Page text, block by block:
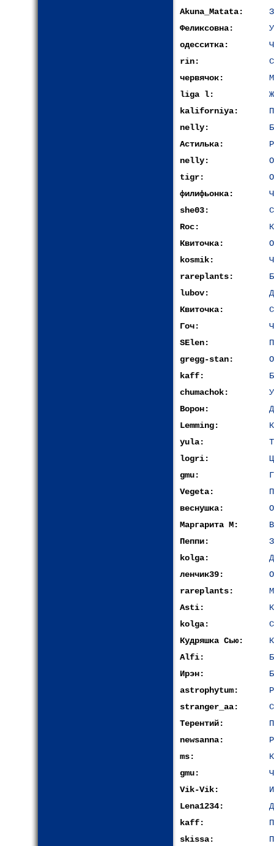
Akuna_Matata:
Феликсовна:
одесситка:
rin:
червячок:
liga l:
kaliforniya:
nelly:
Астилька:
nelly:
tigr:
филифьонка:
she03:
Roc:
Квиточка:
kosmik:
rareplants:
lubov:
Квиточка:
Гоч:
SElen:
gregg-stan:
kaff:
chumachok:
Ворон:
Lemming:
yula:
logri:
gmu:
Vegeta:
веснушка:
Маргарита М:
Пеппи:
kolga:
ленчик39:
rareplants:
Asti:
kolga:
Кудряшка Сью:
Alfi:
Ирэн:
astrophytum:
stranger_aa:
Терентий:
newsanna:
ms:
gmu:
Vik-Vik:
Lena1234:
kaff:
skissa: